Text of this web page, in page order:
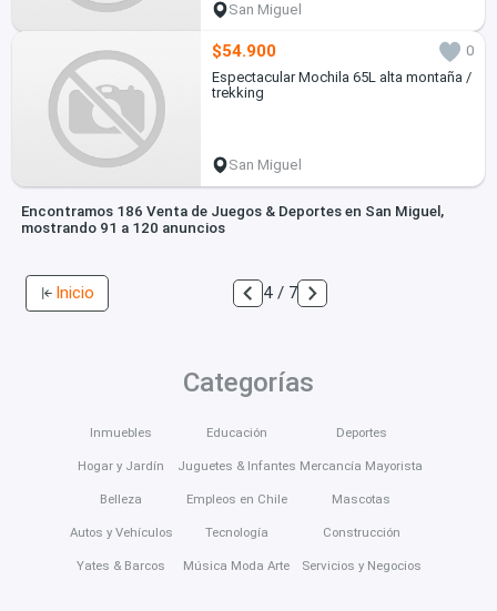
San Miguel
$54.900
0
Espectacular Mochila 65L alta montaña /
trekking
San Miguel
Encontramos 186 Venta de Juegos & Deportes en San Miguel,
mostrando 91 a 120 anuncios
Inicio 4 / 7
Categorías
Inmuebles
Hogar y Jardín
Belleza
Autos y Vehículos
Yates & Barcos
Educación
Juguetes & Infantes
Empleos en Chile
Tecnología
Música Moda Arte
Deportes
Mercancía Mayorista
Mascotas
Construcción
Servicios y Negocios